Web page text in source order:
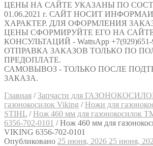
ЦЕНЫ НА САЙТЕ УКАЗАНЫ ПО
01.06.2021 г. САЙТ НОСИТ
ХАРАКТЕР. ДЛЯ ОФОРМЛЕНИЯ
ЦЕНЫ СФОРМИРУЙТЕ ЕГО НА
КОНСУЛЬТАЦИЙ - WattsApp +7(929)651-
ОТПРАВКА ЗАКАЗОВ ТОЛЬКО ПО
ПРЕДОПЛАТЕ.
САМОВЫВОЗ - ТОЛЬКО ПОСЛЕ
ЗАКАЗА.
Главная / Запчасти для
газонокосилок Viking / Ножи для
STIHL / Нож 460 мм для газонокосилок
6356-702-0101 /Нож 460 мм для
VIKING 6356-702-0101
Опубликовано 25 июня, 2026 25 июня,